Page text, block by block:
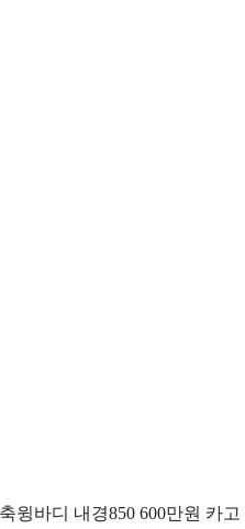
윙바디 내경850 600만원 카고